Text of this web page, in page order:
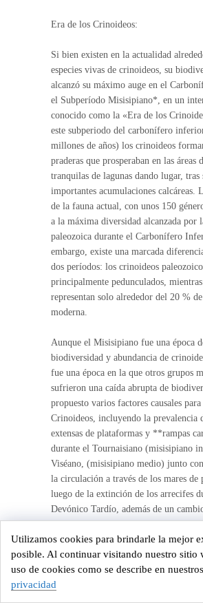
Era de los Crinoideos:
Si bien existen en la actualidad
especies vivas de crinoideos, su
alcanzó su máximo auge en el
el Subperíodo Misisipiano*, en un
conocido como la «Era de los
este subperiodo del carbonífero
millones de años) los crinoideos
praderas que prosperaban en las áreas
tranquilas de lagunas dando lugar, tras
importantes acumulaciones calcáreas.
de la fauna actual, con unos 150
a la máxima diversidad alcanzada por
paleozoica durante el Carbonífero
embargo, existe una marcada
dos períodos: los crinoideos
principalmente pedunculados,
representan solo alrededor del 20 %
moderna.
Aunque el Misisipiano fue una época
biodiversidad y abundancia de
fue una época en la que otros grupos
sufrieron una caída abrupta de
propuesto varios factores causales
Crinoideos, incluyendo la prevalencia
extensas de plataformas y **rampas
durante el Tournaisiano (misisipiano
Viséano, (misisipiano medio) junto
la circulación a través de los mares de
luego de la extinción de los arrecifes
Devónico Tardío, además de un
composición de los peces
(Ref.1,2 y 14-13)
*El Misisípico o Misisipiano es el
subsistema y subperiodo del
Carbonífero. Comienza hace unos
Utilizamos cookies para brindarle la mejor
posible. Al continuar visitando nuestro sitio
uso de cookies como se describe en nuestros
privacidad